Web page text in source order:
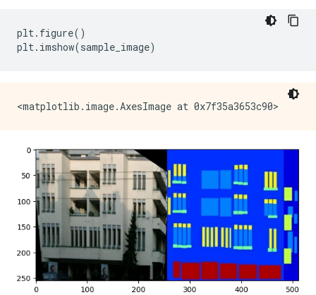
plt. figure()
plt. imshow(sample_image)